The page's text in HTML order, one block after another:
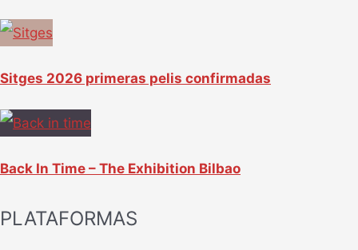
Sitges 2026 primeras pelis confirmadas
Back In Time – The Exhibition Bilbao
PLATAFORMAS